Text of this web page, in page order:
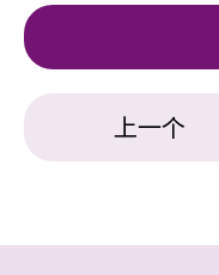
上一个